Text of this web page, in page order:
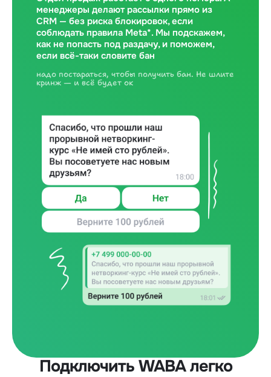
менеджеры делают рассылки прямо из
CRM — без риска блокировок, если
соблюдать правила Meta*. Мы подскажем,
как не попасть под раздачу, и поможем,
если всё-таки словите бан
надо постараться, чтобы получить бан. Не шлите
кринж — и всё будет ок
Подключить WABA легко